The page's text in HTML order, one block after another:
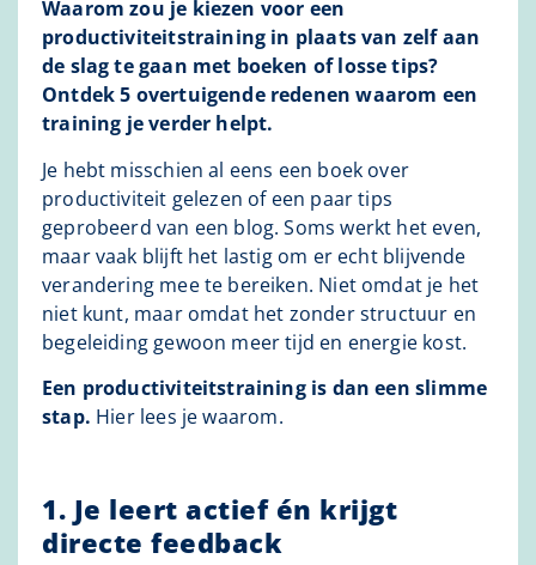
Waarom zou je kiezen voor een
productiviteitstraining in plaats van zelf aan
de slag te gaan met boeken of losse tips?
Ontdek 5 overtuigende redenen waarom een
training je verder helpt.
Je hebt misschien al eens een boek over
productiviteit gelezen of een paar tips
geprobeerd van een blog. Soms werkt het even,
maar vaak blijft het lastig om er echt blijvende
verandering mee te bereiken. Niet omdat je het
niet kunt, maar omdat het zonder structuur en
begeleiding gewoon meer tijd en energie kost.
Een productiviteitstraining is dan een slimme
stap. Hier lees je waarom.
1. Je leert actief én krijgt
directe feedback